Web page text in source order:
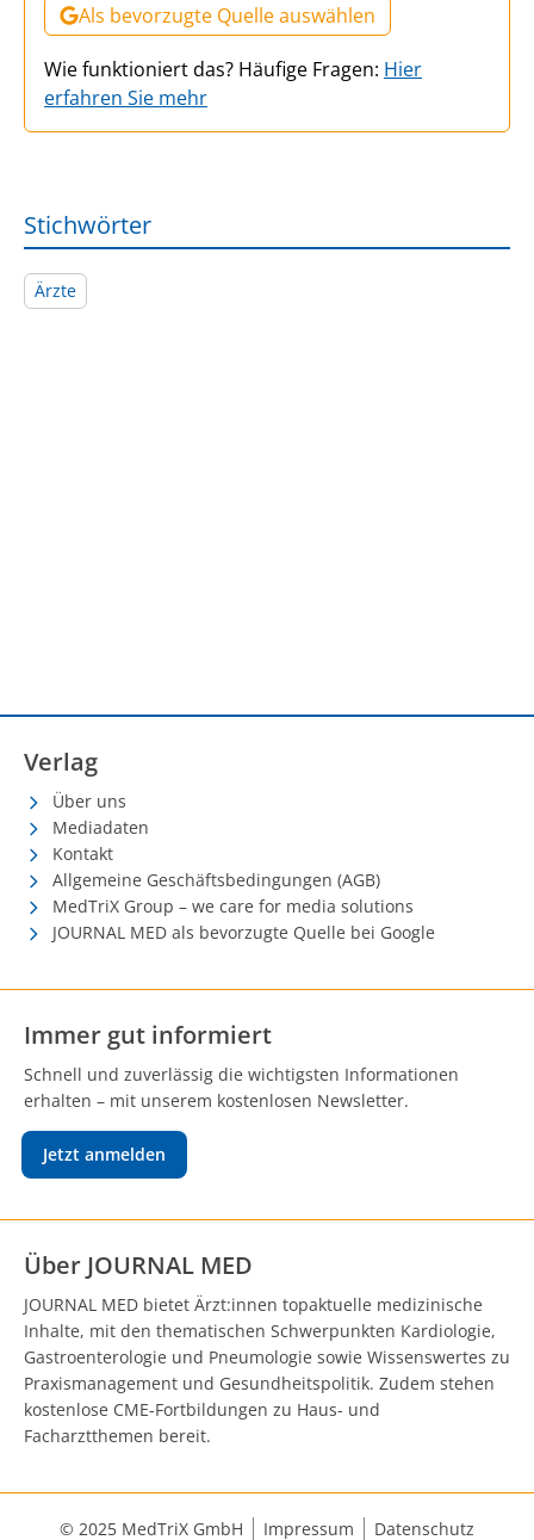
Als bevorzugte Quelle auswählen
Wie funktioniert das? Häufige Fragen: Hier
erfahren Sie mehr
Stichwörter
Ärzte
Verlag
Über uns
Mediadaten
Kontakt
Allgemeine Geschäftsbedingungen (AGB)
MedTriX Group – we care for media solutions
JOURNAL MED als bevorzugte Quelle bei Google
Immer gut informiert
Schnell und zuverlässig die wichtigsten Informationen
erhalten – mit unserem kostenlosen Newsletter.
Jetzt anmelden
Über JOURNAL MED
JOURNAL MED bietet Ärzt:innen topaktuelle medizinische
Inhalte, mit den thematischen Schwerpunkten Kardiologie,
Gastroenterologie und Pneumologie sowie Wissenswertes zu
Praxismanagement und Gesundheitspolitik. Zudem stehen
kostenlose CME-Fortbildungen zu Haus- und
Facharztthemen bereit.
© 2025 MedTriX GmbH Impressum Datenschutz